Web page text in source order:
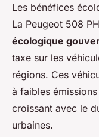
Les bénéfices
La Peugeot 508
écologique
taxe sur les
régions. Ces
à faibles
croissant avec le
urbaines.